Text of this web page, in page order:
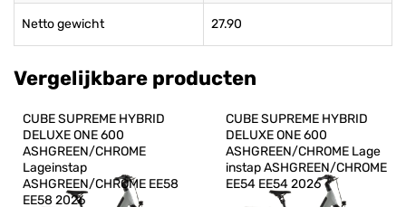
Netto gewicht 27.90
Vergelijkbare producten
CUBE SUPREME HYBRID
DELUXE ONE 600
ASHGREEN/CHROME
Lageinstap
ASHGREEN/CHROME EE58
EE58 2026
CUBE SUPREME HYBRID
DELUXE ONE 600
ASHGREEN/CHROME Lage
instap ASHGREEN/CHROME
EE54 EE54 2026